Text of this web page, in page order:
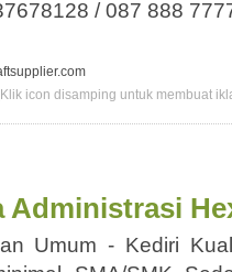
/ 087 888
Klik icon disamping untuk membuat
Administrasi
Umum - Kediri